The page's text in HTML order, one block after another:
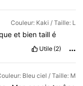
Couleur: Kaki / Taille: L
et bien taill é
Utile (2)
Bleu ciel / Taille: M